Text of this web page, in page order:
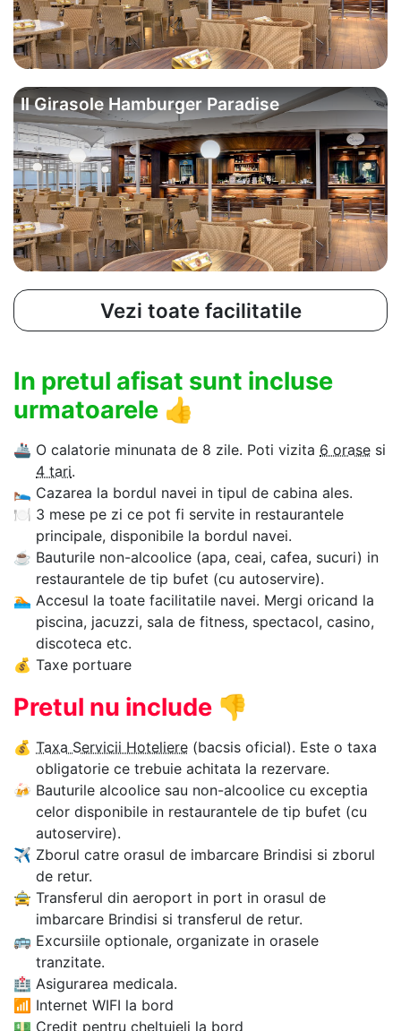
Il Girasole Hamburger Paradise
Vezi toate facilitatile
In pretul afisat sunt incluse
urmatoarele 👍
🚢 O calatorie minunata de 8 zile. Poti vizita 6 orase si
4 tari.
🛌 Cazarea la bordul navei in tipul de cabina ales.
🍽 3 mese pe zi ce pot fi servite in restaurantele
principale, disponibile la bordul navei.
☕ Bauturile non-alcoolice (apa, ceai, cafea, sucuri) in
restaurantele de tip bufet (cu autoservire).
🏊‍ Accesul la toate facilitatile navei. Mergi oricand la
piscina, jacuzzi, sala de fitness, spectacol, casino,
discoteca etc.
💰 Taxe portuare
Pretul nu include 👎
💰 Taxa Servicii Hoteliere (bacsis oficial). Este o taxa
obligatorie ce trebuie achitata la rezervare.
🍻 Bauturile alcoolice sau non-alcoolice cu exceptia
celor disponibile in restaurantele de tip bufet (cu
autoservire).
✈ Zborul catre orasul de imbarcare Brindisi si zborul
de retur.
🚖 Transferul din aeroport in port in orasul de
imbarcare Brindisi si transferul de retur.
🚌 Excursiile optionale, organizate in orasele
tranzitate.
🏥 Asigurarea medicala.
📶 Internet WIFI la bord
💵 Credit pentru cheltuieli la bord